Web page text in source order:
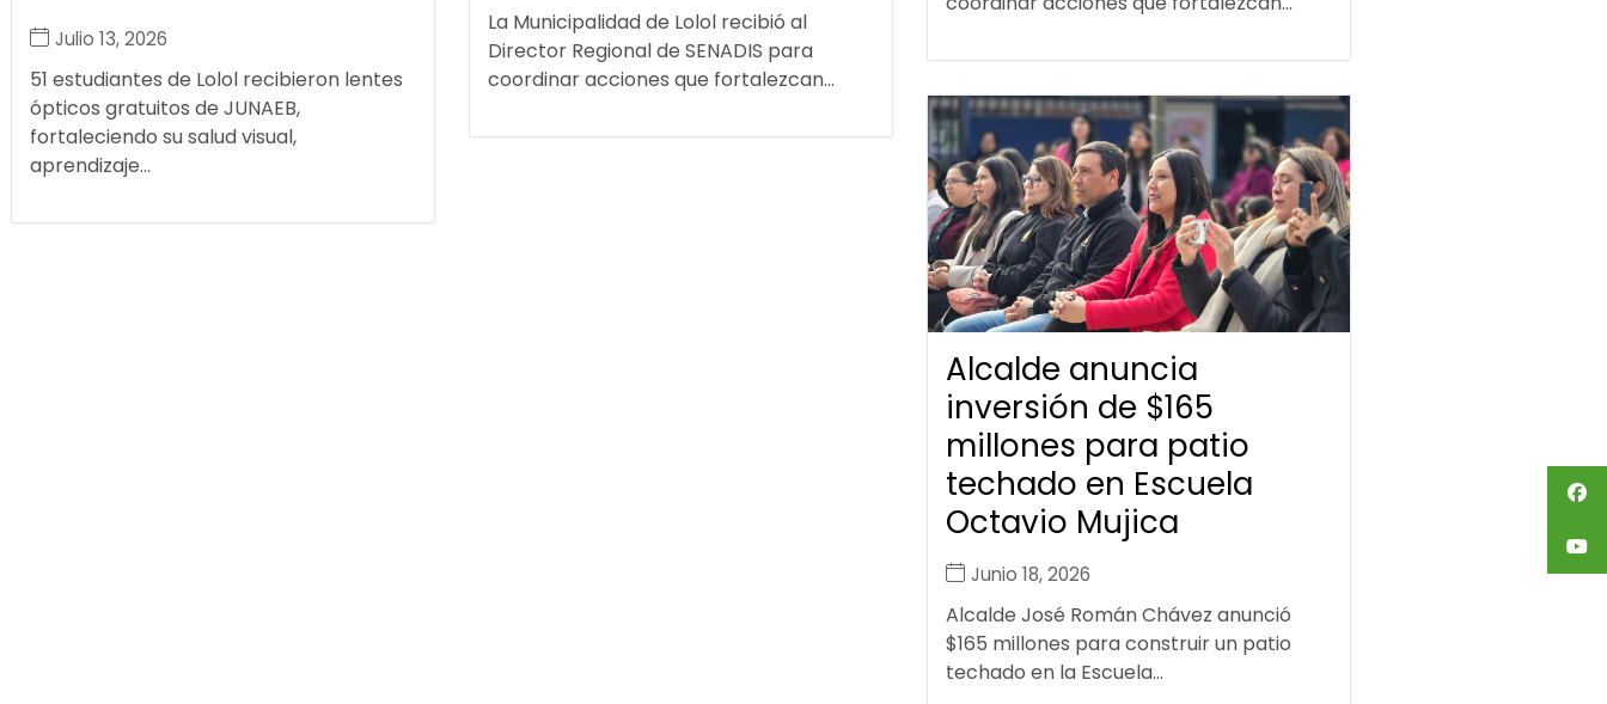
Julio 13, 2026
51 estudiantes de Lolol recibieron lentes
ópticos gratuitos de JUNAEB,
fortaleciendo su salud visual,
aprendizaje...
La Municipalidad de Lolol recibió al
Director Regional de SENADIS para
coordinar acciones que fortalezcan...
Alcalde anuncia
inversión de $165
millones para patio
techado en Escuela
Octavio Mujica
Junio 18, 2026
Alcalde José Román Chávez anunció
$165 millones para construir un patio
techado en la Escuela...